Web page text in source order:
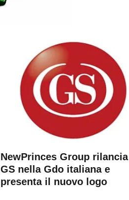
NewPrinces Group rilancia
GS nella Gdo italiana e
presenta il nuovo logo